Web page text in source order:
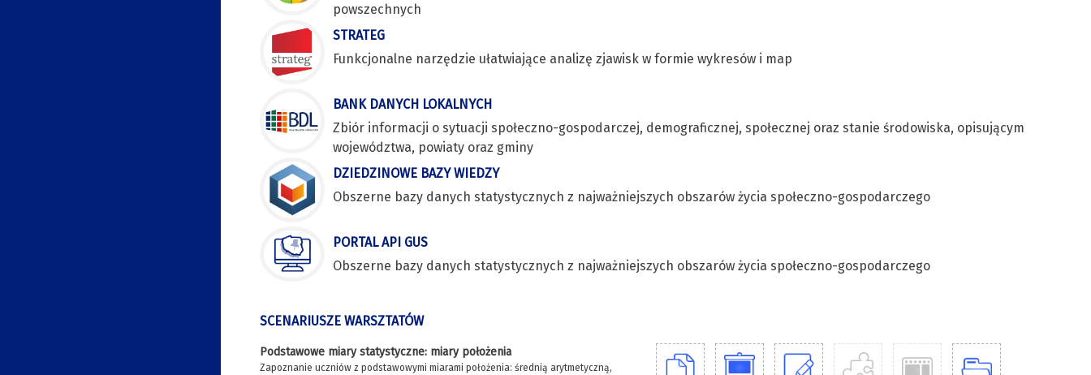
powszechnych
STRATEG
Funkcjonalne narzędzie ułatwiające analizę zjawisk w formie wykresów i map
BANK DANYCH LOKALNYCH
Zbiór informacji o sytuacji społeczno-gospodarczej, demograficznej, społecznej oraz stanie środowiska, opisującym
województwa, powiaty oraz gminy
DZIEDZINOWE BAZY WIEDZY
Obszerne bazy danych statystycznych z najważniejszych obszarów życia społeczno-gospodarczego
PORTAL API GUS
Obszerne bazy danych statystycznych z najważniejszych obszarów życia społeczno-gospodarczego
SCENARIUSZE WARSZTATÓW
Podstawowe miary statystyczne: miary położenia
Zapoznanie uczniów z podstawowymi miarami położenia: średnią arytmetyczną,